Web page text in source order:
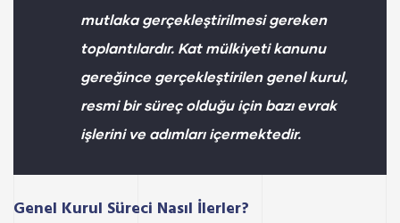
mutlaka gerçekleştirilmesi gereken
toplantılardır. Kat mülkiyeti kanunu
gereğince gerçekleştirilen genel kurul,
resmi bir süreç olduğu için bazı evrak
işlerini ve adımları içermektedir.
Genel Kurul Süreci Nasıl İlerler?